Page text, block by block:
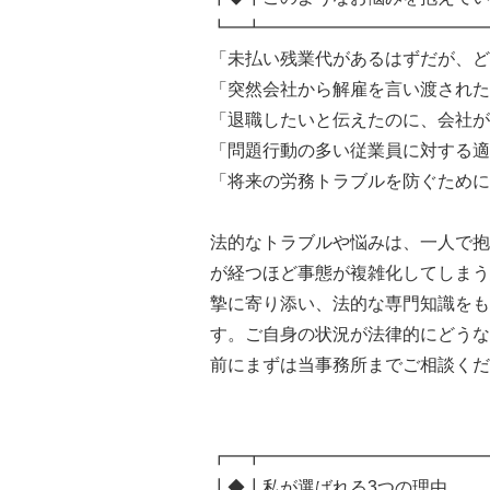
「未払い残業代があるはずだが、
「突然会社から解雇を言い渡され
「退職したいと伝えたのに、会社
「問題行動の多い従業員に対する
「将来の労務トラブルを防ぐため
法的なトラブルや悩みは、一人で
が経つほど事態が複雑化してしま
摯に寄り添い、法的な専門知識を
す。ご自身の状況が法律的にどう
前にまずは当事務所までご相談く